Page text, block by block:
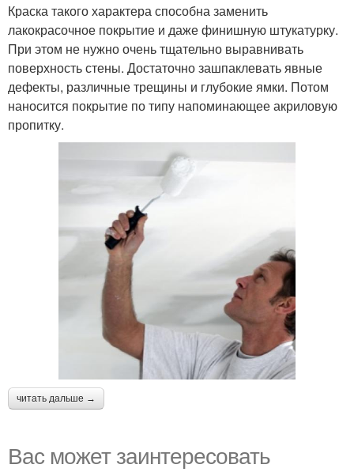
Краска такого характера способна заменить
лакокрасочное покрытие и даже финишную штукатурку.
При этом не нужно очень тщательно выравнивать
поверхность стены. Достаточно зашпаклевать явные
дефекты, различные трещины и глубокие ямки. Потом
наносится покрытие по типу напоминающее акриловую
пропитку.
читать дальше →
Вас может заинтересовать